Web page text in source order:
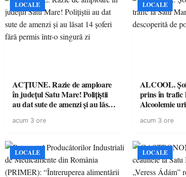
LOCALE
ACȚIUNE. Razie de amploare
în județul Satu Mare! Polițiștii
au dat sute de amenzi și au lăsat
singură zi
acum 3 ore
LOCALE
ALCOOL.
prins în trafic
Alcoolemie
acum 3 ore
LOCALE LOCALE